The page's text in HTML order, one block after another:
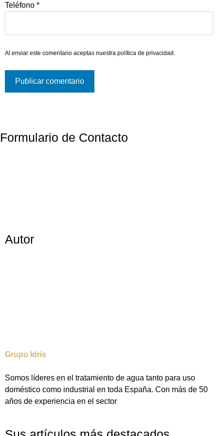
Teléfono *
Al enviar este comentario aceptas nuestra política de privacidad
Formulario de Contacto
Autor
Grupo Idris
Somos líderes en el tratamiento de agua tanto para uso
doméstico como industrial en toda España. Con más de 50
años de experiencia en el sector